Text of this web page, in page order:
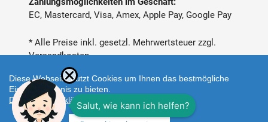
EC, Mastercard, Visa, Amex, Apple Pay, Google Pay
* Alle Preise inkl. gesetzl. Mehrwertsteuer zzgl.
Versandkosten
Diese Webseite nutzt Cookies um Ihnen das bestmögliche
Einkaufserlebnis zu bieten.
Datenschutzerklärung